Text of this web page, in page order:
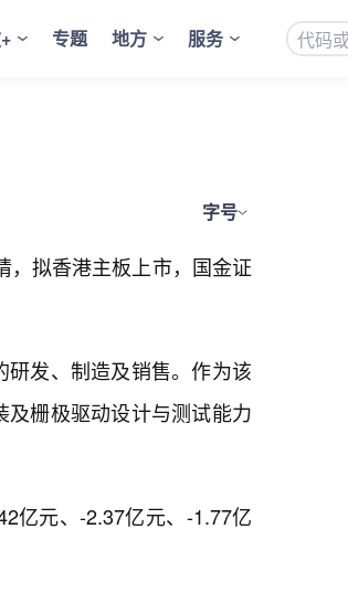
专题 地方 服务
字号
，拟香港主板上市，国金证
发、制造及销售。作为该
栅极驱动设计与测试能力
亿元、-2.37亿元、-1.77亿